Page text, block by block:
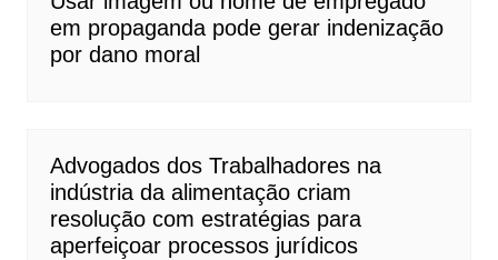
em propaganda pode gerar indenização
por dano moral
Advogados dos Trabalhadores na
indústria da alimentação criam
resolução com estratégias para
aperfeiçoar processos jurídicos